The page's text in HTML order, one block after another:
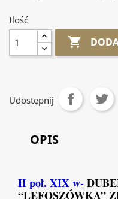
Ilość

Udostępnij
OPIS
II poł. XIX w-
“LEFOSZÓWKA”